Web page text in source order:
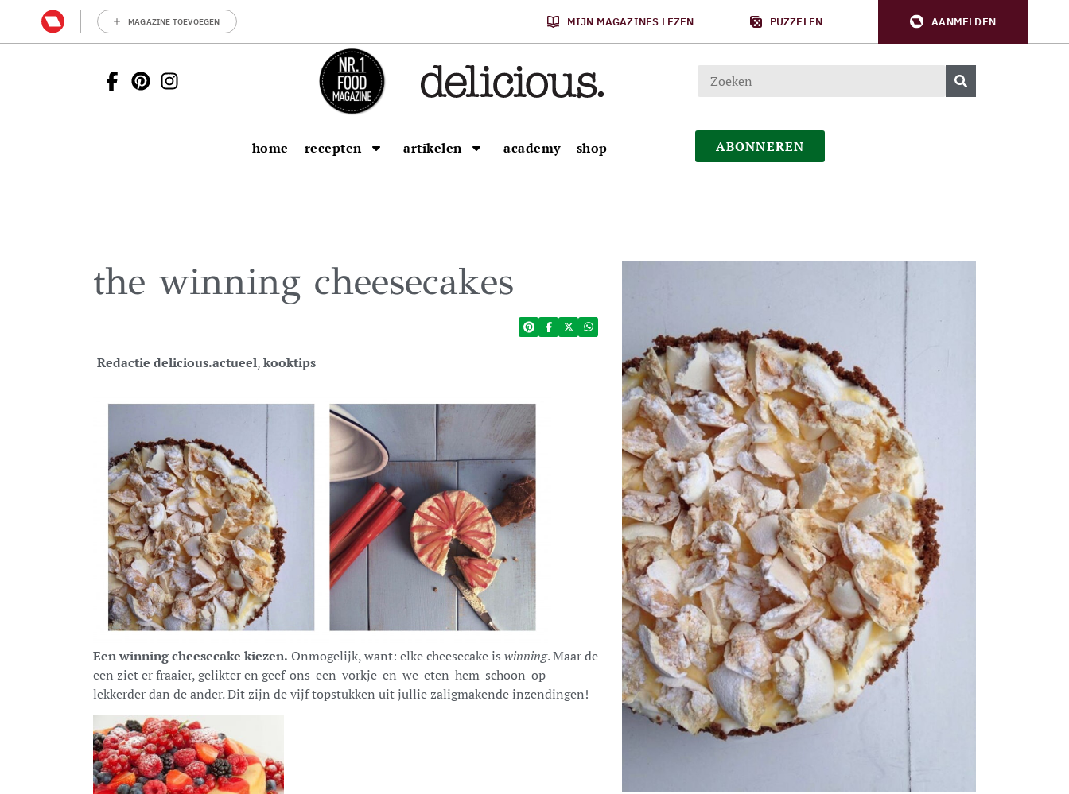
MAGAZINE TOEVOEGEN MIJN MAGAZINES LEZEN PUZZELEN AANMELDEN
home recepten artikelen academy shop ABONNEREN
the winning cheesecakes
Redactie delicious.actueel,kooktips
Een winning cheesecake kiezen. Onmogelijk, want: elke cheesecake is winning. Maar de
een ziet er fraaier, gelikter en geef-ons-een-vorkje-en-we-eten-hem-schoon-op-
lekkerder dan de ander. Dit zijn de vijf topstukken uit jullie zaligmakende inzendingen!